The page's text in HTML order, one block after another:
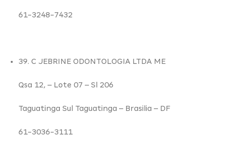
61-3248-7432
39. C JEBRINE ODONTOLOGIA LTDA ME
Qsa 12, – Lote 07 – Sl 206
Taguatinga Sul Taguatinga – Brasilia – DF
61-3036-3111